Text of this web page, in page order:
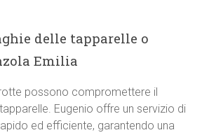
delle tapparelle o
Emilia
possono compromettere il
Eugenio offre un servizio di
ed efficiente, garantendo una